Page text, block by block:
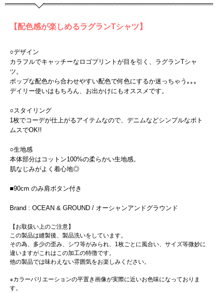
【配色感が楽しめるラグランTシャツ】
○デザイン
カラフルでキャッチーなロゴプリントが目を引く、ラグランTシャ
ツ。
ポップな配色から合わせやすい配色で何色にするか迷っちゃう｡｡｡
デイリー使いはもちろん、お出かけにもオススメです。
○スタイリング
1枚でコーデが仕上がるアイテムなので、デニムなどシンプルなボト
ムスでOK!!
○生地感
本体部分はコットン100%の柔らかい生地感。
肌なじみがよく着心地◎
■90cm のみ肩ボタン付き
Brand : OCEAN & GROUND / オーシャンアンドグラウンド
【お取扱い上のご注意】
この製品は縫製後、製品洗いをしています。
その為、多少の歪み、シワ等がみられ、1枚ごとに風合い、サイズ等微妙に
違いますがこれはこの加工の特徴です。
他の製品では味わえない雰囲気をお楽しみください。
※カラーバリエーションの平置き画像が実際に近いお色味になっておりま
す。